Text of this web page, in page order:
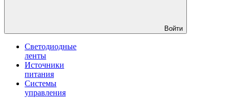
Войти
Светодиодные
ленты
Источники
питания
Системы
управления